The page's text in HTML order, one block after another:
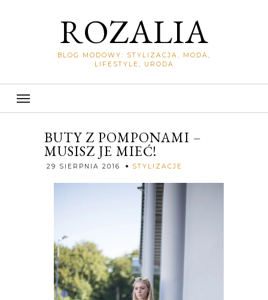
ROZALIA
BLOG MODOWY: STYLIZACJA, MODA,
LIFESTYLE, URODA
BUTY Z POMPONAMI –
MUSISZ JE MIEĆ!
29 SIERPNIA 2016 STYLIZACJE